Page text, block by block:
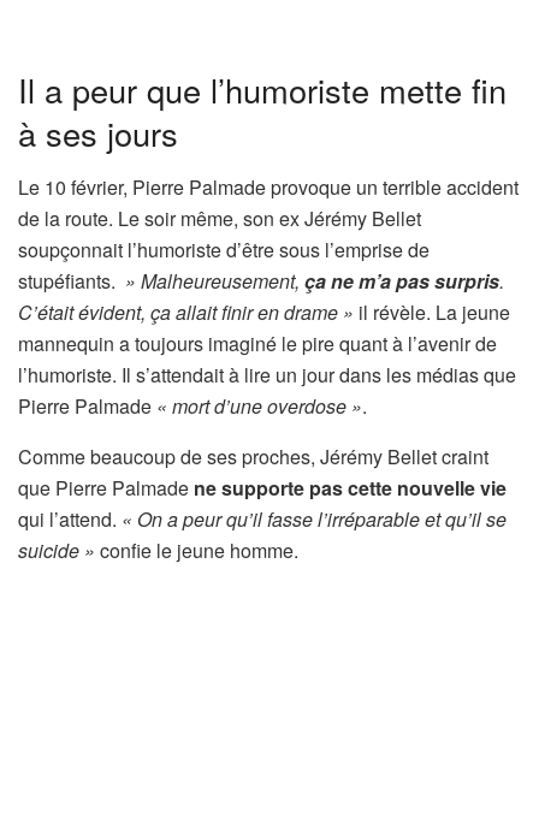
Il a peur que l’humoriste mette fin
à ses jours
Le 10 février, Pierre Palmade provoque un terrible accident
de la route. Le soir même, son ex Jérémy Bellet
soupçonnait l’humoriste d’être sous l’emprise de
stupéfiants. » Malheureusement, ça ne m’a pas surpris.
C’était évident, ça allait finir en drame » il révèle. La jeune
mannequin a toujours imaginé le pire quant à l’avenir de
l’humoriste. Il s’attendait à lire un jour dans les médias que
Pierre Palmade « mort d’une overdose ».
Comme beaucoup de ses proches, Jérémy Bellet craint
que Pierre Palmade ne supporte pas cette nouvelle vie
qui l’attend. « On a peur qu’il fasse l’irréparable et qu’il se
suicide » confie le jeune homme.